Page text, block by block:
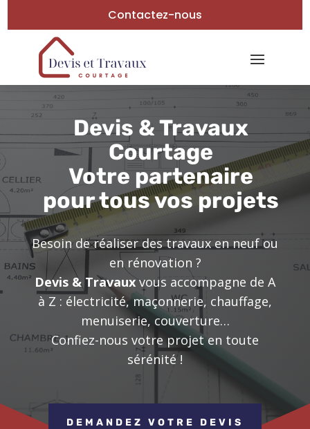
Contactez-nous
Devis & Travaux
Courtage
Votre partenaire
pour tous vos projets
Besoin de réaliser des travaux en neuf ou
en rénovation ?
Devis & Travaux vous accompagne de A
à Z : électricité, maçonnerie, chauffage,
menuiserie, couverture…
Confiez-nous votre projet en toute
sérénité !
DEMANDEZ VOTRE DEVIS